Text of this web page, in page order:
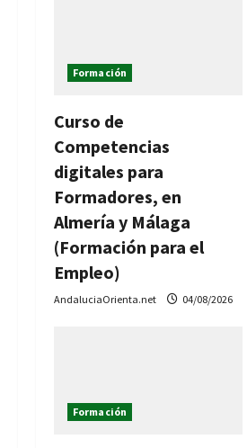
Formación
Curso de
Competencias
digitales para
Formadores, en
Almería y Málaga
(Formación para el
Empleo)
AndaluciaOrienta.net 04/08/2026
Formación